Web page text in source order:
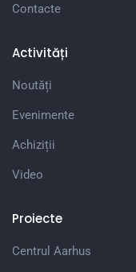
Contacte
Activități
Noutăți
Evenimente
Achiziții
Video
Proiecte
Centrul Aarhus